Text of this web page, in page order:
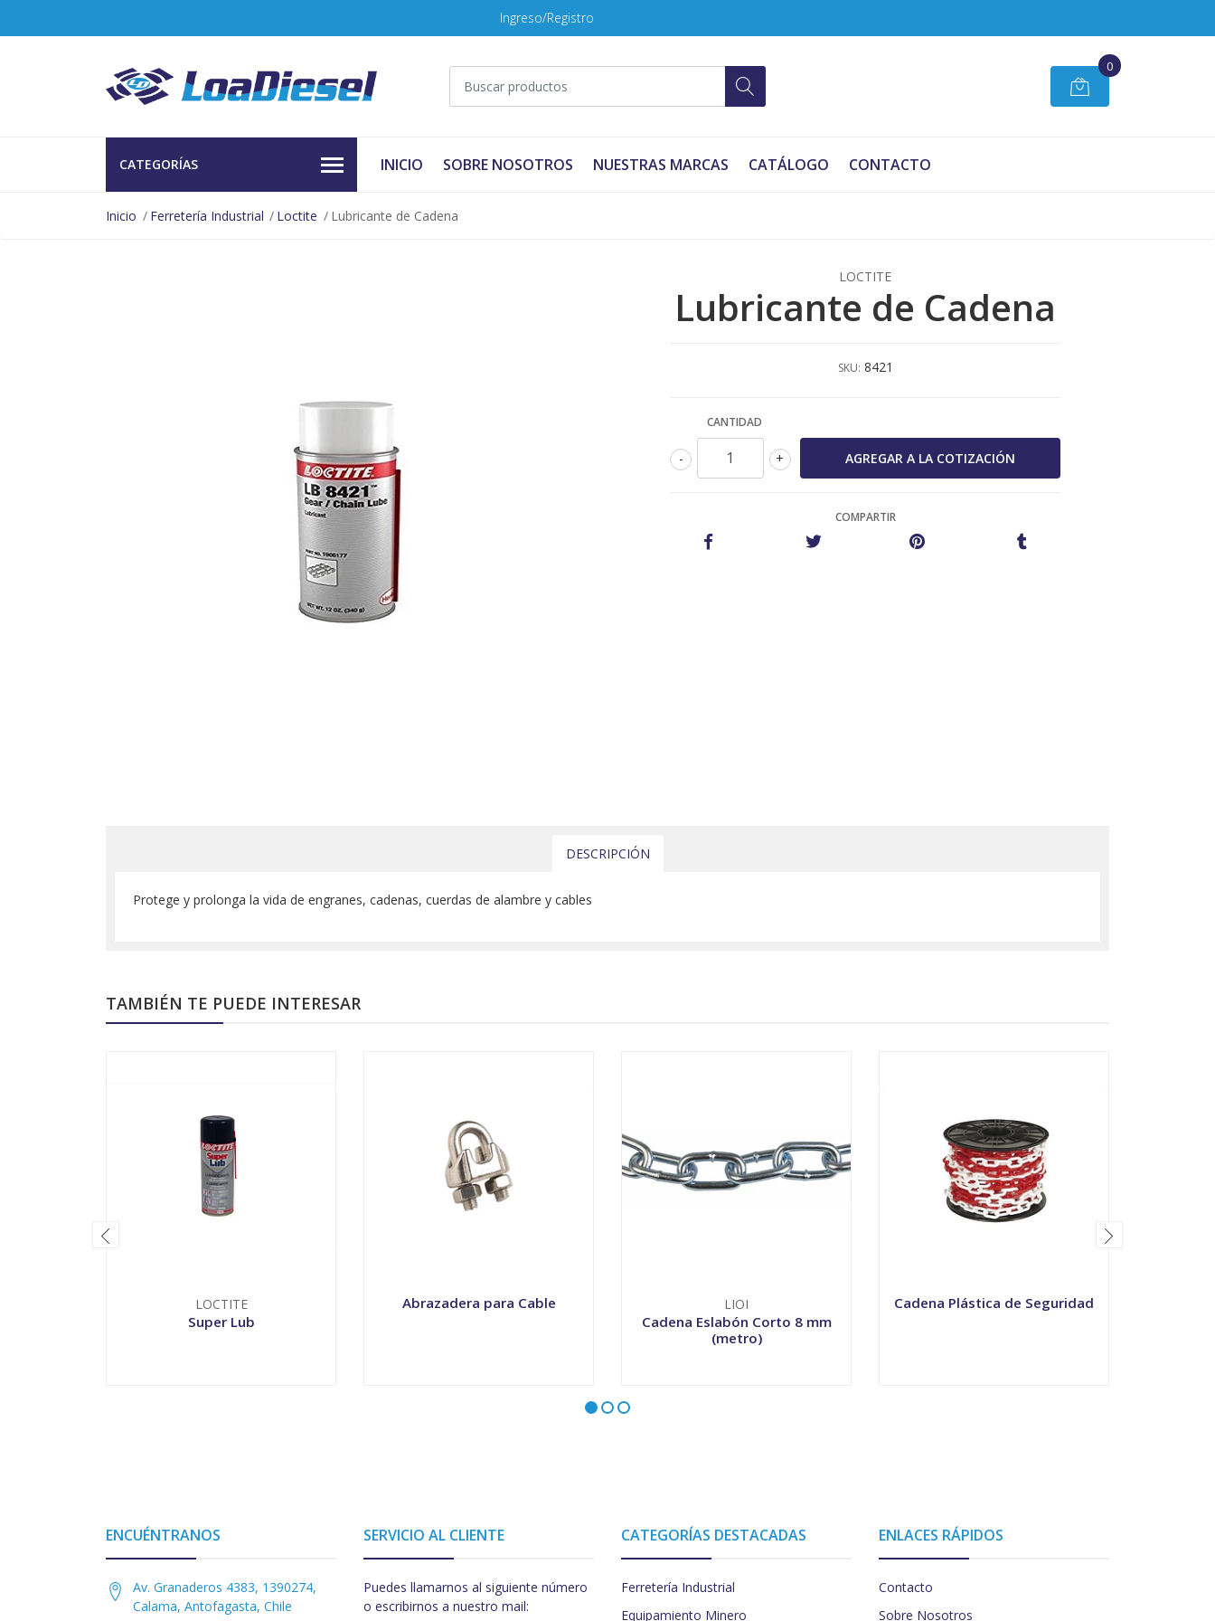
Ingreso/Registro
0
CATEGORÍAS INICIO SOBRE NOSOTROS NUESTRAS MARCAS CATÁLOGO CONTACTO
Inicio Ferretería Industrial Loctite Lubricante de Cadena
LOCTITE
Lubricante de Cadena
SKU: 8421
CANTIDAD
+
-
COMPARTIR
DESCRIPCIÓN
Protege y prolonga la vida de engranes, cadenas, cuerdas de alambre y cables
TAMBIÉN TE PUEDE INTERESAR
LOCTITE
Super Lub
Abrazadera para Cable LIOI
Cadena Eslabón Corto 8 mm
(metro)
Cadena Plástica de Seguridad
ENCUÉNTRANOS
Av. Granaderos 4383, 1390274,
Calama, Antofagasta, Chile
SERVICIO AL CLIENTE
Puedes llamarnos al siguiente número
o escribirnos a nuestro mail:
CATEGORÍAS DESTACADAS
Ferretería Industrial
Equipamiento Minero
ENLACES RÁPIDOS
Contacto
Sobre Nosotros